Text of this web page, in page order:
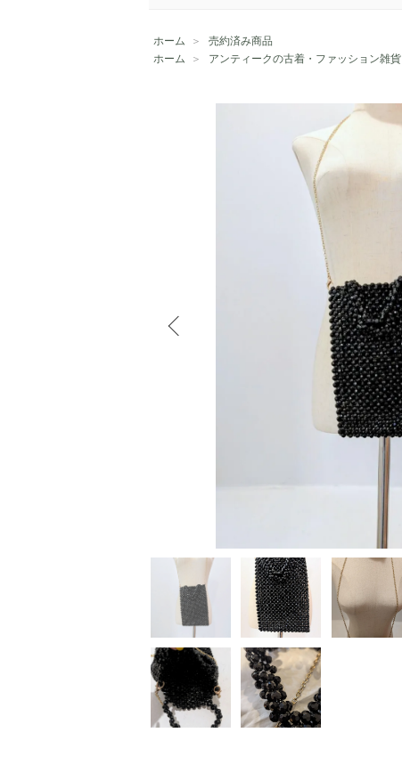
ホーム ＞
売約済み商品
ホーム
＞ アンティークの古着・ファッション雑貨